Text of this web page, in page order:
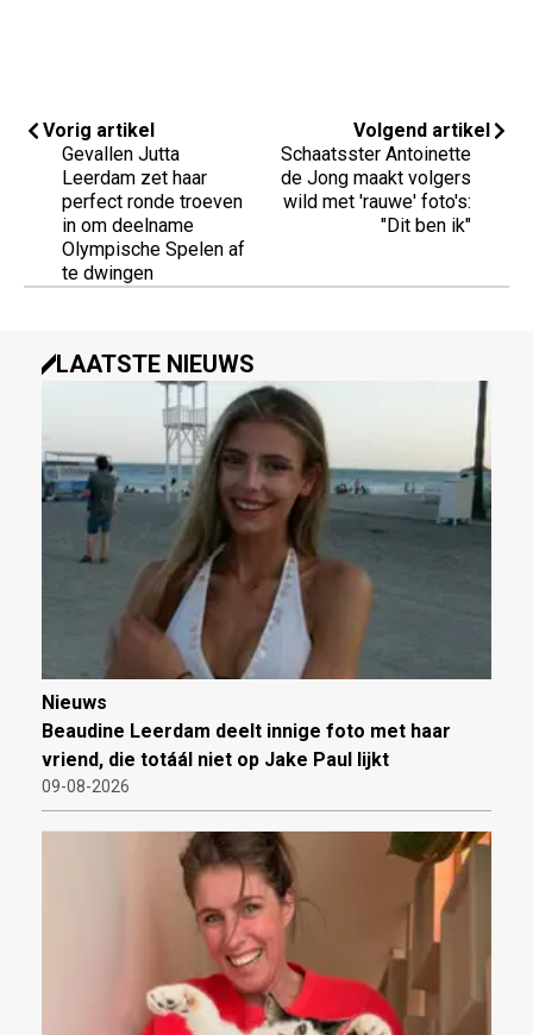
Vorig artikel
Gevallen Jutta
Leerdam zet haar
perfect ronde troeven
in om deelname
Olympische Spelen af
te dwingen
Volgend artikel
Schaatsster Antoinette
de Jong maakt volgers
wild met 'rauwe' foto's:
"Dit ben ik"
LAATSTE NIEUWS
Nieuws
Beaudine Leerdam deelt innige foto met haar
vriend, die totáál niet op Jake Paul lijkt
09-08-2026